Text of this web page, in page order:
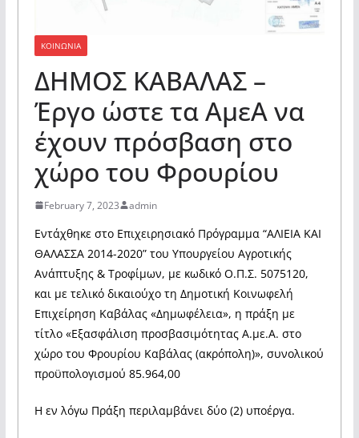
ΚΟΙΝΩΝΙΑ
ΔΗΜΟΣ ΚΑΒΑΛΑΣ –
Έργο ώστε τα ΑμεΑ να
έχουν πρόσβαση στο
χώρο του Φρουρίου
February 7, 2023 admin
Εντάχθηκε στο Επιχειρησιακό Πρόγραμμα “ΑΛΙΕΙΑ ΚΑΙ
ΘΑΛΑΣΣΑ 2014-2020” του Υπουργείου Αγροτικής
Ανάπτυξης & Τροφίμων, με κωδικό Ο.Π.Σ. 5075120,
και με τελικό δικαιούχο τη Δημοτική Κοινωφελή
Επιχείρηση Καβάλας «Δημωφέλεια», η πράξη με
τίτλο «Εξασφάλιση προσβασιμότητας Α.με.Α. στο
χώρο του Φρουρίου Καβάλας (ακρόπολη)», συνολικού
προϋπολογισμού 85.964,00
Η εν λόγω Πράξη περιλαμβάνει δύο (2) υποέργα.